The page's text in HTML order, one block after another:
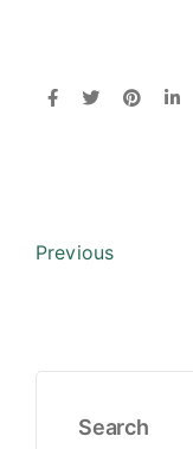
Previous
Search